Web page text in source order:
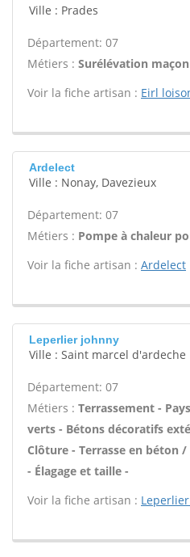
Ville : Prades
Département: 07
Métiers : Surélévation
Voir la fiche artisan : Eirl
Ardelect
Ville : Nonay, Davezieux
Département: 07
Métiers : Pompe à chaleur
Voir la fiche artisan : Ardelect
Leperlier johnny
Ville : Saint marcel d'ardeche
Département: 07
Métiers : Terrassement -
verts - Bétons décoratifs
Clôture - Terrasse en béton
- Élagage et taille -
Voir la fiche artisan :